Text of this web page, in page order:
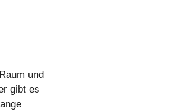
und
gibt es